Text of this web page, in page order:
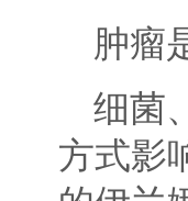
肿瘤
细菌
方式影